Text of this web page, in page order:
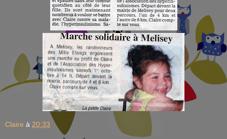
Claire à 20:33